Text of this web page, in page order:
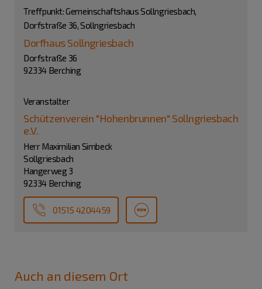
Treffpunkt: Gemeinschaftshaus Sollngriesbach,
Dorfstraße 36, Sollngriesbach
Dorfhaus Sollngriesbach
Dorfstraße 36
92334 Berching
Veranstalter
Schützenverein "Hohenbrunnen" Sollngriesbach
e.V.
Herr Maximilian Simbeck
Sollgriesbach
Hangerweg 3
92334 Berching
01515 4204459
Auch an diesem Ort